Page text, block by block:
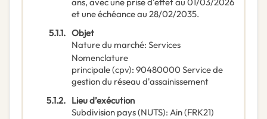
et une échéance au 28/02/2035.
5.1.1. Objet
Nature du marché: Services
Nomenclature
principale(cpv): 90480000 Service de
gestion du réseau d'assainissement
5.1.2. Lieu d’exécution
Subdivision pays (NUTS): Ain(FRK21)